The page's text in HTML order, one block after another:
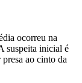
ocorreu na
suspeita inicial é
ao cinto da